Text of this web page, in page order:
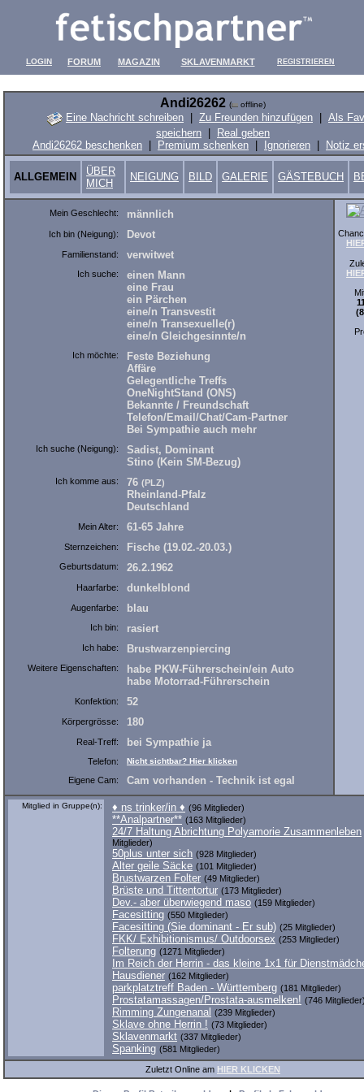
LOGIN FORUM MAGAZIN SKLAVENMARKT REGISTRIEREN
Andi26262 ( offline)
Eine Nachricht schreiben Zu Freunden hinzufügen
Als
speichern
Real geben
Andi26262 beschenken
Premium schenken Ignorieren Notiz
ALLGEMEIN
ÜBER
MICH
NEIGUNG BILD GALERIE GÄSTEBUCH
Mein Geschlecht: männlich
Ich bin (Neigung): Devot
Familienstand: verwitwet
Ich suche:
einen Mann
eine Frau
ein Pärchen
eine/n Transvestit
eine/n Transexuelle(r)
eine/n Gleichgesinnte/n
Ich möchte:
Feste Beziehung
Affäre
Gelegentliche Treffs
OneNightStand (ONS)
Bekannte / Freundschaft
Telefon/Email/Chat/Cam-Partner
Bei Sympathie auch mehr
Ich suche (Neigung):
Sadist, Dominant
Stino (Kein SM-Bezug)
Ich komme aus: 76 (PLZ)
Rheinland-Pfalz
Deutschland
Mein Alter: 61-65 Jahre
Sternzeichen: Fische (19.02.-20.03.)
Geburtsdatum: 26.2.1962
Haarfarbe: dunkelblond
Augenfarbe: blau
Ich bin: rasiert
Ich habe: Brustwarzenpiercing
Weitere Eigenschaften:
habe PKW-Führerschein/ein Auto
habe Motorrad-Führerschein
Konfektion: 52
Körpergrösse: 180
Real-Treff: bei Sympathie ja
Telefon: Nicht sichtbar? Hier klicken
Eigene Cam: Cam vorhanden - Technik ist egal
Mitglied in Gruppe(n): ♦ ns trinker/in ♦ (96 Mitglieder)
**Analpartner** (163 Mitglieder)
24/7 Haltung Abrichtung Polyamorie Zusammenleben
Mitglieder)
50plus unter sich (928 Mitglieder)
Alter geile Säcke (101 Mitglieder)
Brustwarzen Folter (49 Mitglieder)
Brüste und Tittentortur (173 Mitglieder)
Dev.- aber überwiegend maso (159 Mitglieder)
Facesitting (550 Mitglieder)
Facesitting (Sie dominant - Er sub) (25 Mitglieder)
FKK/ Exhibitionismus/ Outdoorsex (253 Mitglieder)
Folterung (1271 Mitglieder)
Im Reich der Herrin - das kleine 1x1 für
Hausdiener (162 Mitglieder)
parkplatztreff Baden - Württemberg (181 Mitglieder)
Prostatamassagen/Prostata-ausmelken! (746
Rimming Zungenanal (239 Mitglieder)
Sklave ohne Herrin ! (73 Mitglieder)
Sklavenmarkt (337 Mitglieder)
Spanking (581 Mitglieder)
Zuletzt Online am HIER KLICKEN